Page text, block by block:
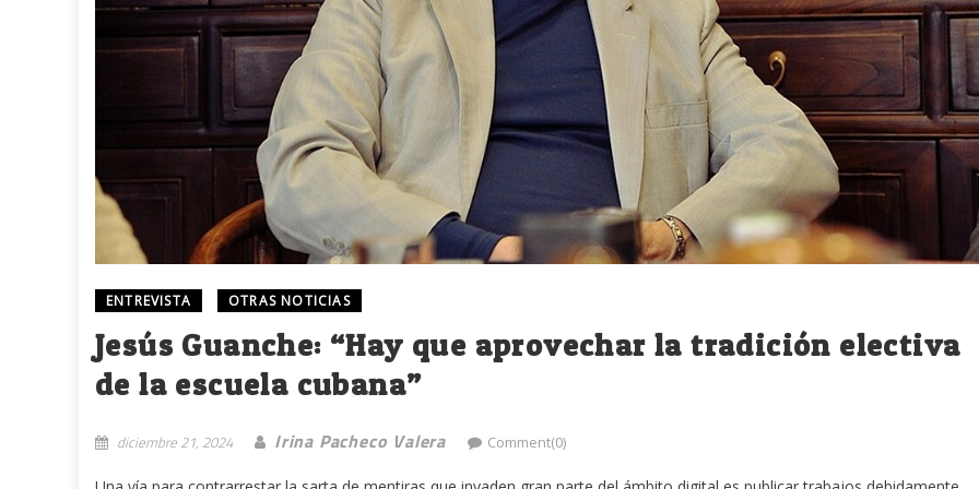
ENTREVISTA OTRAS NOTICIAS
Jesús Guanche: “Hay que aprovechar la tradición electiva
de la escuela cubana”
diciembre 21, 2024 Irina Pacheco Valera Comment(0)